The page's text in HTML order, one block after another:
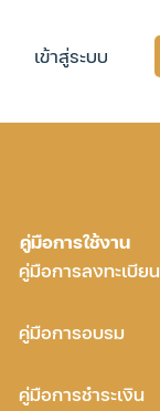
เข้าสู่ระบบ
คู่มือการใช้งาน
คู่มือการลงทะเบียน
คู่มือการอบรม
คู่มือการชำระเงิน